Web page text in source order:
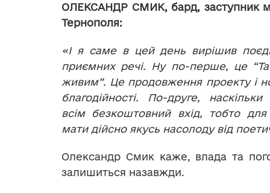
ОЛЕКСАНДР СМИК, бард, заступник
Тернополя:
«І я саме в цей день вирішив
приємних речі. Ну по-перше, це
живим”. Це продовження проекту і
благодійності. По-друге,
всім безкоштовний вхід, тобто
мати дійсно якусь насолоду від
Олександр Смик каже, влада та
залишиться назавжди.